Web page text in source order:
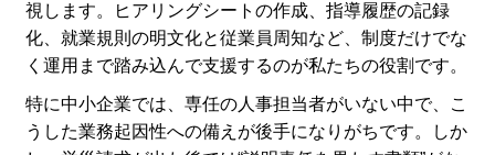
視します。ヒアリングシートの作成、指導履歴の記録
化、就業規則の明文化と従業員周知など、制度だけでな
く運用まで踏み込んで支援するのが私たちの役割です。
特に中小企業では、専任の人事担当者がいない中で、こ
うした業務起因性への備えが後手になりがちです。しか